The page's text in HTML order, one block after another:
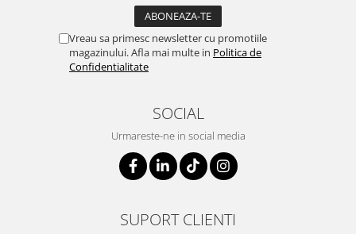
Vreau sa primesc newsletter cu promotiile
magazinului. Afla mai multe in Politica de
Confidentialitate
SOCIAL
Urmareste-ne in social media
SUPORT CLIENTI